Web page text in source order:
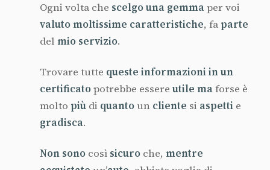
Ogni volta che scelgo una gemmaper voi
valuto moltissime caratteristiche, fa parte
del mio servizio.
Trovare tutte queste informazioni in un
certificatopotrebbe essere utile maforse è
molto più di quantoun cliente si aspetti e
gradisca.
Non sono così sicuro che, mentre